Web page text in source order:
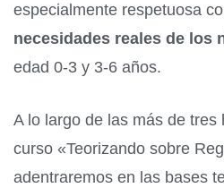
especialmente respetuosa
necesidades reales de los
edad 0-3 y 3-6 años.
A lo largo de las más de tres
curso «Teorizando sobre
adentraremos en las bases